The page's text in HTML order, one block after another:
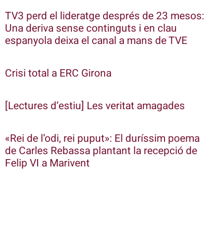
TV3 perd el lideratge després de 23 mesos:
Una deriva sense continguts i en clau
espanyola deixa el canal a mans de TVE
Crisi total a ERC Girona
[Lectures d’estiu] Les veritat amagades
«Rei de l’odi, rei puput»: El duríssim poema
de Carles Rebassa plantant la recepció de
Felip VI a Marivent